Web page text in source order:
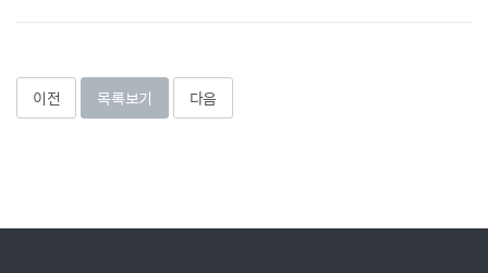
이전 목록보기 다음